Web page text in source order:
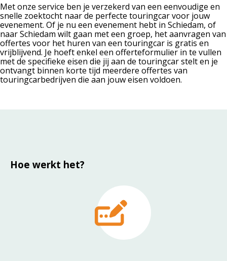
Met onze service ben je verzekerd van een eenvoudige en
snelle zoektocht naar de perfecte touringcar voor jouw
evenement. Of je nu een evenement hebt in Schiedam, of
naar Schiedam wilt gaan met een groep, het aanvragen van
offertes voor het huren van een touringcar is gratis en
vrijblijvend. Je hoeft enkel een offerteformulier in te vullen
met de specifieke eisen die jij aan de touringcar stelt en je
ontvangt binnen korte tijd meerdere offertes van
touringcarbedrijven die aan jouw eisen voldoen.
Hoe werkt het?